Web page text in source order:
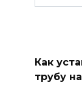
Как
трубу